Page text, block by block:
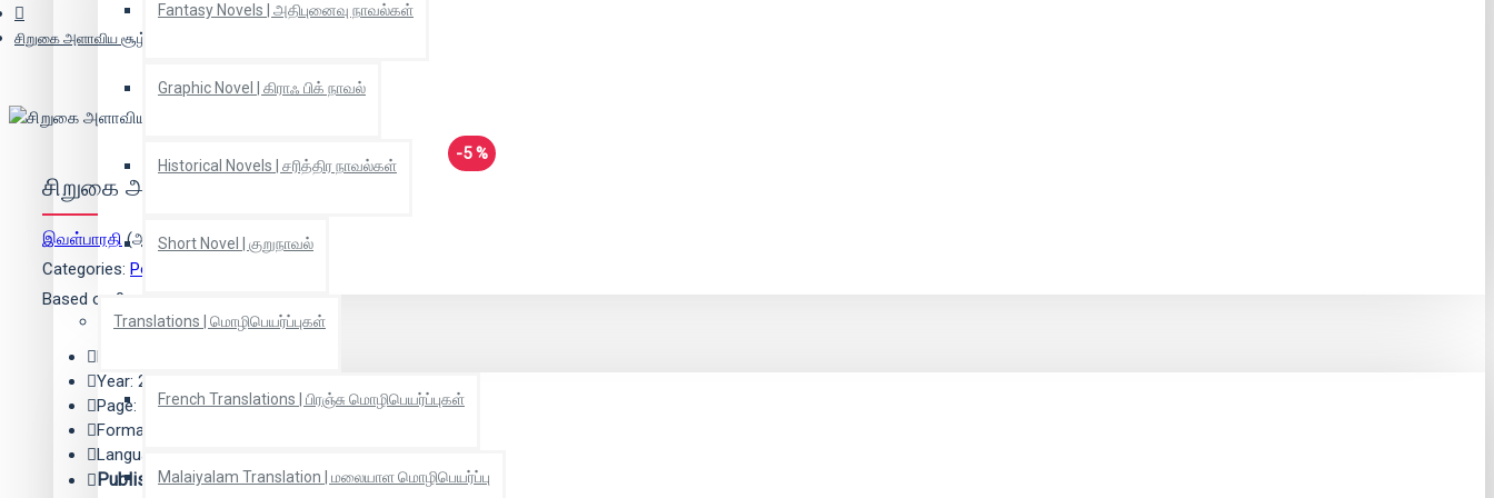
Fantasy Novels | அதிபுனைவு நாவல்கள்
Graphic Novel | கிராஃ பிக் நாவல்
Historical Novels | சரித்திர நாவல்கள்
Short Novel | குறுநாவல்
Translations | மொழிபெயர்ப்புகள்
French Translations | பிரஞ்சு மொழிபெயர்ப்புகள்
Malaiyalam Translation | மலையாள மொழிபெயர்ப்பு
சிறுகை அளாவிய சூழ்
-5 %
சிறுகை அளாவிய சூழ்
இவள்பாரதி(ஆசிரியர்)
Categories: Poetry | கவிதை
Based on 0 reviews.
Edition: 1
Year: 2021
Page: 112
Format: Paper Back
Language: Tamil
Publisher: நம் / முகவரி பதிப்பகம்